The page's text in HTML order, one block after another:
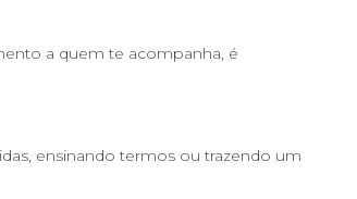
a quem te acompanha, é
ensinando termos ou trazendo um